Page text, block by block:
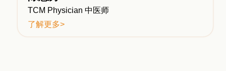
TCM Physician 中医师
了解更多>